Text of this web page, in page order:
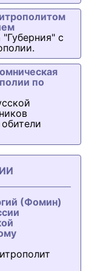
с
по
(Фомин)